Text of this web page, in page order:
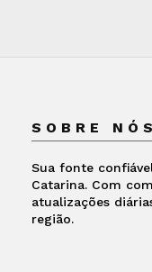
SOBRE NÓS
Sua fonte
Catarina. Com
atualizações
região.